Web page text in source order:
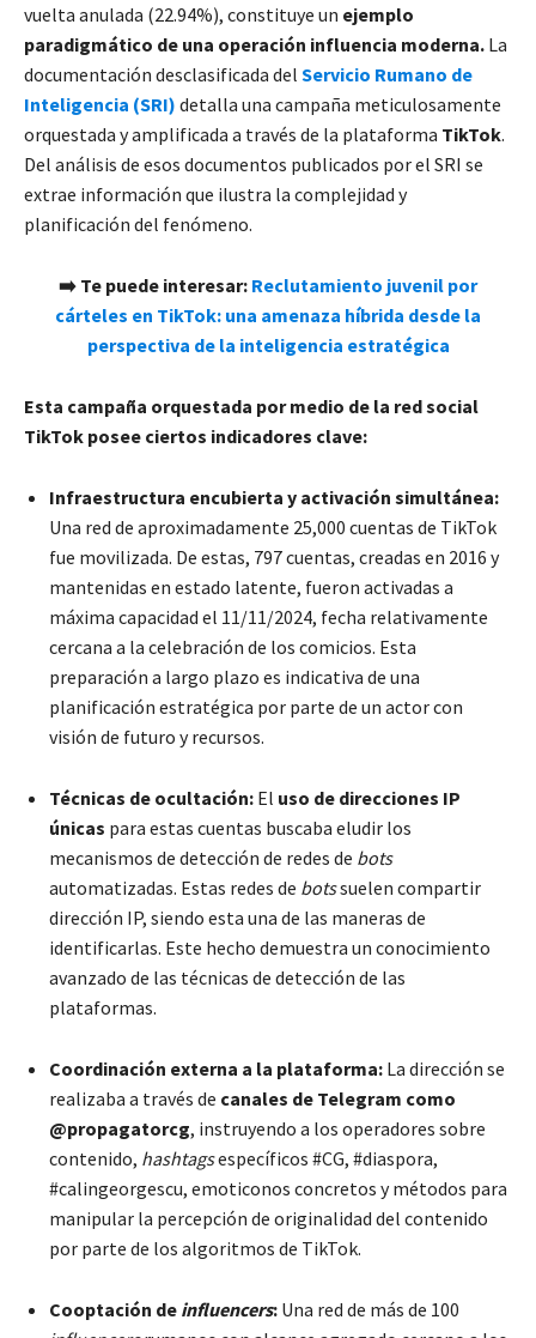
vuelta anulada (22.94%), constituye un ejemplo
paradigmático de una operación influencia moderna. La
documentación desclasificada del Servicio Rumano de
Inteligencia (SRI) detalla una campaña meticulosamente
orquestada y amplificada a través de la plataforma TikTok.
Del análisis de esos documentos publicados por el SRI se
extrae información que ilustra la complejidad y
planificación del fenómeno.
➡️ Te puede interesar: Reclutamiento juvenil por
cárteles en TikTok: una amenaza híbrida desde la
perspectiva de la inteligencia estratégica
Esta campaña orquestada por medio de la red social
TikTok posee ciertos indicadores clave:
Infraestructura encubierta y activación simultánea:
Una red de aproximadamente 25,000 cuentas de TikTok
fue movilizada. De estas, 797 cuentas, creadas en 2016 y
mantenidas en estado latente, fueron activadas a
máxima capacidad el 11/11/2024, fecha relativamente
cercana a la celebración de los comicios. Esta
preparación a largo plazo es indicativa de una
planificación estratégica por parte de un actor con
visión de futuro y recursos.
Técnicas de ocultación: El uso de direcciones IP
únicas para estas cuentas buscaba eludir los
mecanismos de detección de redes de bots
automatizadas. Estas redes de botssuelen compartir
dirección IP, siendo esta una de las maneras de
identificarlas. Este hecho demuestra un conocimiento
avanzado de las técnicas de detección de las
plataformas.
Coordinación externa a la plataforma: La dirección se
realizaba a través de canales de Telegram como
@propagatorcg, instruyendo a los operadores sobre
contenido, hashtagsespecíficos #CG, #diaspora,
#calingeorgescu, emoticonos concretos y métodos para
manipular la percepción de originalidad del contenido
por parte de los algoritmos de TikTok.
Cooptación de influencers: Una red de más de 100